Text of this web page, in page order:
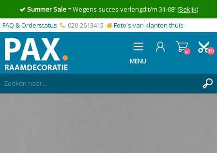
Summer Sale= Wegens succes verlengd t/m 31-08! (Bekijk)
FAQ & Orderstatus
020-2613415 Foto's van klanten thuis
MENU
(0)
(0)